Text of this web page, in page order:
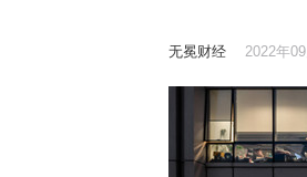
无冕财经 2022年